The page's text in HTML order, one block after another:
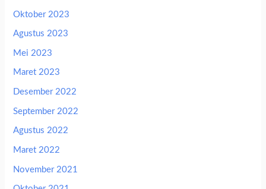
Oktober 2023
Agustus 2023
Mei 2023
Maret 2023
Desember 2022
September 2022
Agustus 2022
Maret 2022
November 2021